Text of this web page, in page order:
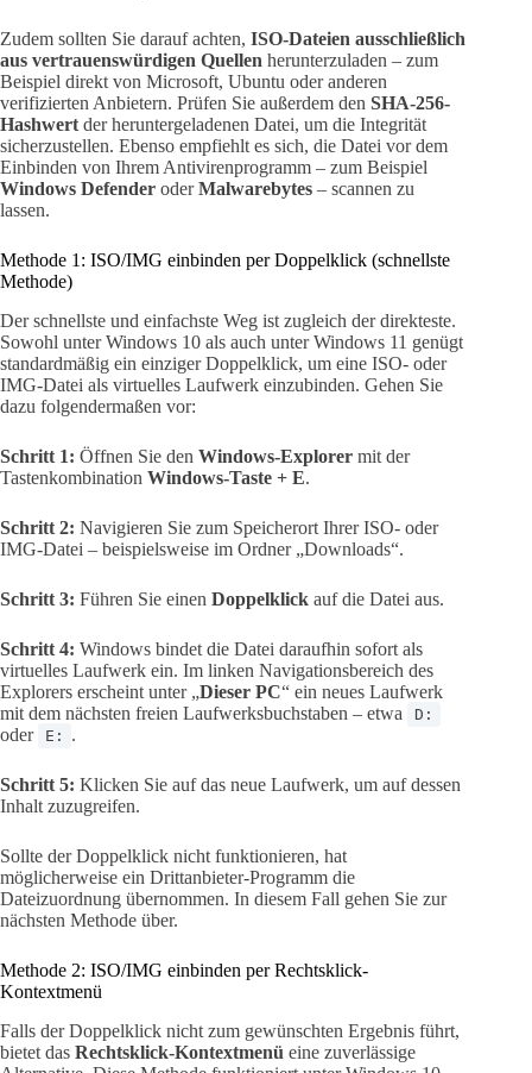
Zudem sollten Sie darauf achten, ISO-Dateien ausschließlich
aus vertrauenswürdigen Quellen herunterzuladen – zum
Beispiel direkt von Microsoft, Ubuntu oder anderen
verifizierten Anbietern. Prüfen Sie außerdem den SHA-256-
Hashwert der heruntergeladenen Datei, um die Integrität
sicherzustellen. Ebenso empfiehlt es sich, die Datei vor dem
Einbinden von Ihrem Antivirenprogramm – zum Beispiel
Windows Defender oderMalwarebytes – scannen zu
lassen.
Methode 1: ISO/IMG einbinden per Doppelklick (schnellste
Methode)
Der schnellste und einfachste Weg ist zugleich der direkteste.
Sowohl unter Windows 10 als auch unter Windows 11 genügt
standardmäßig ein einziger Doppelklick, um eine ISO- oder
IMG-Datei als virtuelles Laufwerk einzubinden. Gehen Sie
dazu folgendermaßen vor:
Schritt 1: Öffnen Sie den Windows-Explorer mit der
Tastenkombination Windows-Taste + E.
Schritt 2: Navigieren Sie zum Speicherort Ihrer ISO- oder
IMG-Datei – beispielsweise im Ordner „Downloads“.
Schritt 3: Führen Sie einen Doppelklick auf die Datei aus.
Schritt 4: Windows bindet die Datei daraufhin sofort als
virtuelles Laufwerk ein. Im linken Navigationsbereich des
Explorers erscheint unter „Dieser PC“ ein neues Laufwerk
mit dem nächsten freien Laufwerksbuchstaben – etwa
D:
oder E: .
Schritt 5: Klicken Sie auf das neue Laufwerk, um auf dessen
Inhalt zuzugreifen.
Sollte der Doppelklick nicht funktionieren, hat
möglicherweise ein Drittanbieter-Programm die
Dateizuordnung übernommen. In diesem Fall gehen Sie zur
nächsten Methode über.
Methode 2: ISO/IMG einbinden per Rechtsklick-
Kontextmenü
Falls der Doppelklick nicht zum gewünschten Ergebnis führt,
bietet das Rechtsklick-Kontextmenü eine zuverlässige